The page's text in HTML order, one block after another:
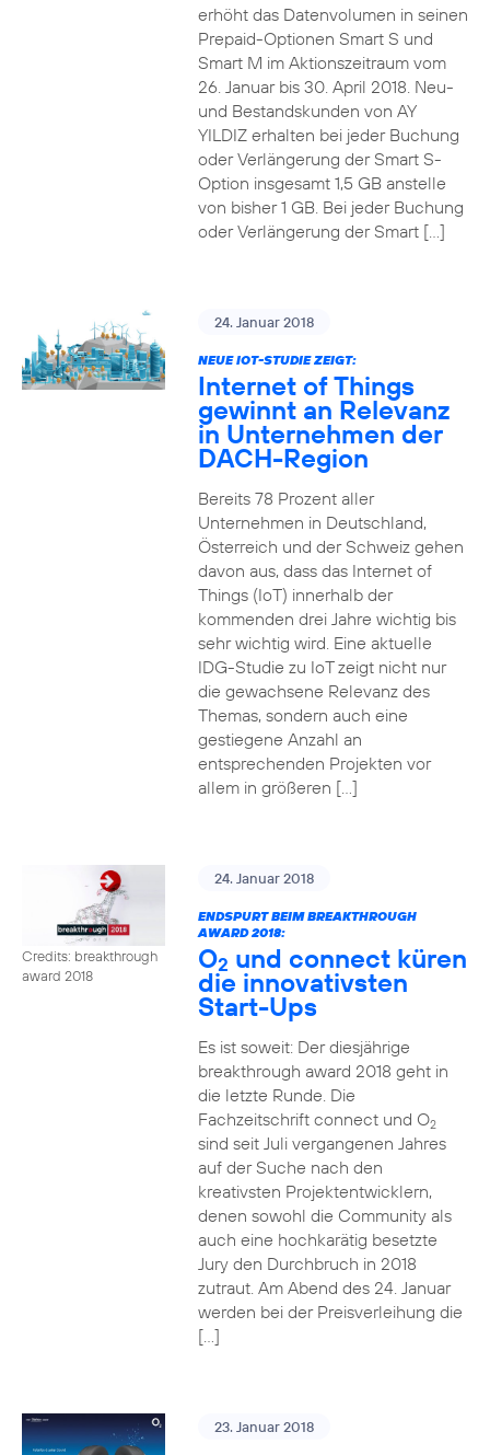
erhöht das Datenvolumen in seinen
Prepaid-Optionen Smart S und
Smart M im Aktionszeitraum vom
26. Januar bis 30. April 2018. Neu-
und Bestandskunden von AY
YILDIZ erhalten bei jeder Buchung
oder Verlängerung der Smart S-
Option insgesamt 1,5 GB anstelle
von bisher 1 GB. Bei jeder Buchung
oder Verlängerung der Smart […]
24. Januar 2018
NEUE IOT-STUDIE ZEIGT:
Internet of Things
gewinnt an Relevanz
in Unternehmen der
DACH-Region
Bereits 78 Prozent aller
Unternehmen in Deutschland,
Österreich und der Schweiz gehen
davon aus, dass das Internet of
Things (IoT) innerhalb der
kommenden drei Jahre wichtig bis
sehr wichtig wird. Eine aktuelle
IDG-Studie zu IoT zeigt nicht nur
die gewachsene Relevanz des
Themas, sondern auch eine
gestiegene Anzahl an
entsprechenden Projekten vor
allem in größeren […]
Credits: breakthrough
award 2018
24. Januar 2018
ENDSPURT BEIM BREAKTHROUGH
AWARD 2018:
O2 und connect küren
die innovativsten
Start-Ups
Es ist soweit: Der diesjährige
breakthrough award 2018 geht in
die letzte Runde. Die
Fachzeitschrift connect und O2
sind seit Juli vergangenen Jahres
auf der Suche nach den
kreativsten Projektentwicklern,
denen sowohl die Community als
auch eine hochkarätig besetzte
Jury den Durchbruch in 2018
zutraut. Am Abend des 24. Januar
werden bei der Preisverleihung die
[…]
23. Januar 2018